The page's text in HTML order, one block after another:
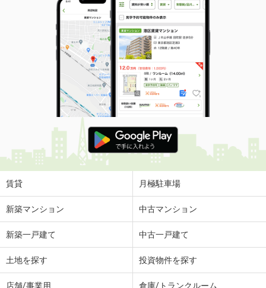
賃貸 月極駐車場
新築マンション 中古マンション
新築一戸建て 中古一戸建て
土地を探す 投資物件を探す
店舗/事業用 倉庫/トランクルーム